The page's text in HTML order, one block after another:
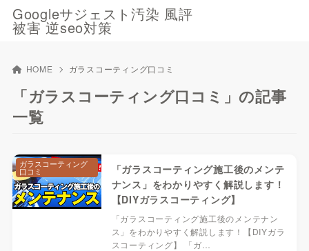
Googleサジェスト汚染 風評
被害 逆seo対策
HOME ガラスコーティング口コミ
「ガラスコーティング口コミ」の記事
一覧
「ガラスコーティング施工後のメンテ
ナンス」をわかりやすく解説します！
【DIYガラスコーティング】
「ガラスコーティング施工後のメンテナン
ス」をわかりやすく解説します！【DIYガラ
スコーティング】 「ガ…
ガラスコーティング
口コミ